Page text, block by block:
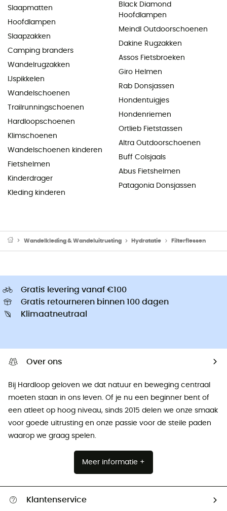
Slaapmatten
Hoofdlampen
Slaapzakken
Camping branders
Wandelrugzakken
IJspikkelen
Wandelschoenen
Trailrunningschoenen
Hardloopschoenen
Klimschoenen
Wandelschoenen kinderen
Fietshelmen
Kinderdrager
Kleding kinderen
Black Diamond
Hoofdlampen
Meindl Outdoorschoenen
Dakine Rugzakken
Assos Fietsbroeken
Giro Helmen
Rab Donsjassen
Hondentuigjes
Hondenriemen
Ortlieb Fietstassen
Altra Outdoorschoenen
Buff Colsjaals
Abus Fietshelmen
Patagonia Donsjassen
Wandelkleding & Wandeluitrusting Hydratatie Filterflessen
Gratis levering vanaf €100
Gratis retourneren binnen 100 dagen
Klimaatneutraal
Over ons
Bij Hardloop geloven we dat natuur en beweging centraal
moeten staan ​​in ons leven. Of je nu een beginner bent of
een atleet op hoog niveau, sinds 2015 delen we onze smaak
voor goede uitrusting en onze passie voor de steile paden
waarop we graag spelen.
Meer informatie +
Klantenservice